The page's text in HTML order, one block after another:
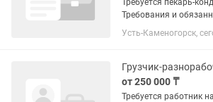
Требуется пекарь-
Требования и
кондитерскую-
требуется пекарь-
кондитером от 6
кофейне или кафе...
Усть-Каменогорск,
Грузчик-
от 250 000 ₸
Требуется работник